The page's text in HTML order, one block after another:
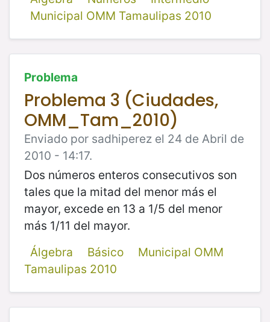
Municipal OMM Tamaulipas 2010
Problema
Problema 3 (Ciudades,
OMM_Tam_2010)
Enviado por sadhiperez el 24 de Abril de
2010 - 14:17.
Dos números enteros consecutivos son
tales que la mitad del menor más el
mayor, excede en 13 a 1/5 del menor
más 1/11 del mayor.
Álgebra
Básico
Municipal OMM
Tamaulipas 2010